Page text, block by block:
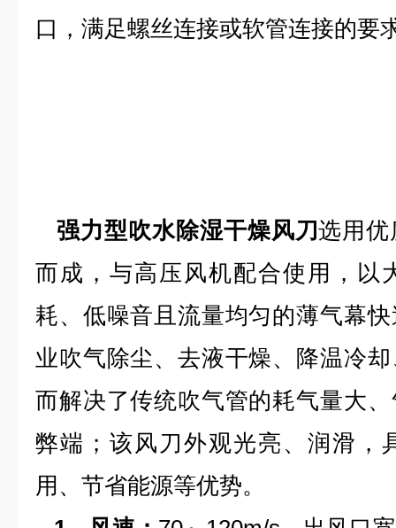
口，满足螺丝连接或软管连接的要
强力型吹水除湿干燥风刀选用
而成，与高压风机配合使用，以
耗、低噪音且流量均匀的薄气幕
业吹气除尘、去液干燥、降温冷
而解决了传统吹气管的耗气量大
弊端；该风刀外观光亮、润滑，
用、节省能源等优势。